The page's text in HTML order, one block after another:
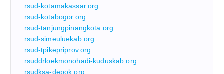
rsud-kotamakassar.org
rsud-kotabogor.org
rsud-tanjungpinangkota.org
rsud-simeuluekab.org
rsud-tpikepriprov.org
rsuddrloekmonohadi-kuduskab.org
rsudksa-depok.org